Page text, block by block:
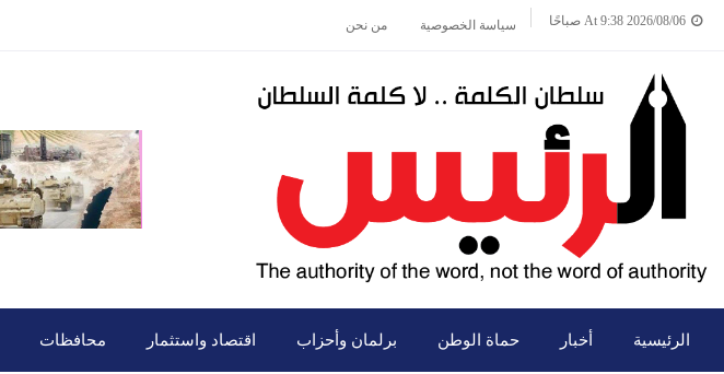
2026/08/06 At 9:38 صباحًا سياسة الخصوصية من نحن
الرئيسية أخبار حماة الوطن برلمان وأحزاب اقتصاد واستثمار محافظات